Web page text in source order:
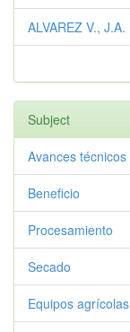
ALVAREZ V., J.A.
Subject
Avances técnicos
Beneficio
Procesamiento
Secado
Equipos agrícolas